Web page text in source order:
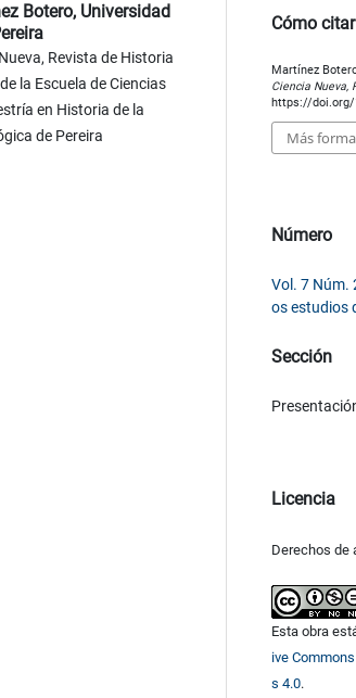
Botero, Universidad
Revista de Historia
la Escuela de Ciencias
en Historia de la
de Pereira
Cómo citar
Martínez
Ciencia Nueva,
https://doi.org/
Más
Número
Vol. 7 Núm.
os estudios
Sección
Licencia
Derechos de
Esta obra
ive
s 4.0.